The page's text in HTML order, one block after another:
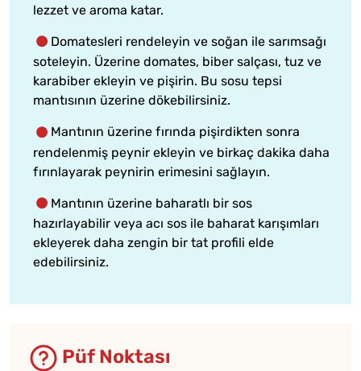
lezzet ve aroma katar.
Domatesleri rendeleyin ve soğan ile sarımsağı
soteleyin. Üzerine domates, biber salçası, tuz ve
karabiber ekleyin ve pişirin. Bu sosu tepsi
mantısının üzerine dökebilirsiniz.
Mantının üzerine fırında pişirdikten sonra
rendelenmiş peynir ekleyin ve birkaç dakika daha
fırınlayarak peynirin erimesini sağlayın.
Mantının üzerine baharatlı bir sos
hazırlayabilir veya acı sos ile baharat karışımları
ekleyerek daha zengin bir tat profili elde
edebilirsiniz.
Püf Noktası